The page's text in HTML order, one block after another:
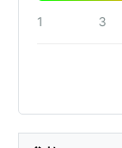
1 3